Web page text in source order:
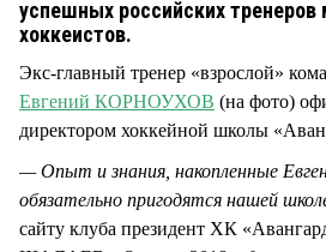
успешных российских
хоккеистов.
Экс-главный тренер «взрослой»
Евгений КОРНОУХОВ (на фото)
директором хоккейной школы
— Опыт и знания, накопленные
обязательно пригодятся нашей
сайту клуба президент ХК